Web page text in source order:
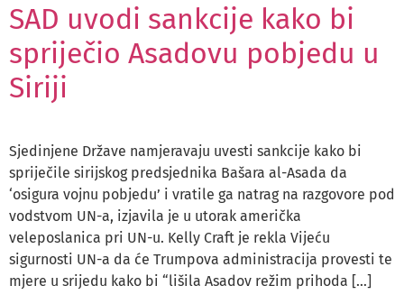
SAD uvodi sankcije kako bi
spriječio Asadovu pobjedu u
Siriji
Sjedinjene Države namjeravaju uvesti sankcije kako bi
spriječile sirijskog predsjednika Bašara al-Asada da
‘osigura vojnu pobjedu’ i vratile ga natrag na razgovore pod
vodstvom UN-a, izjavila je u utorak američka
veleposlanica pri UN-u. Kelly Craft je rekla Vijeću
sigurnosti UN-a da će Trumpova administracija provesti te
mjere u srijedu kako bi “lišila Asadov režim prihoda […]